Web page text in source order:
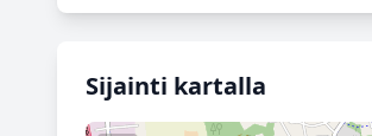
Sijainti kartalla